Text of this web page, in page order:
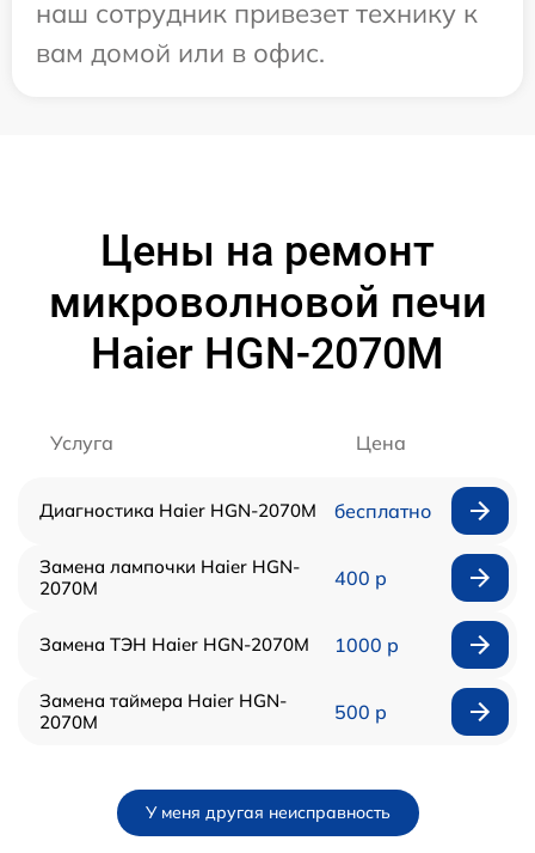
наш сотрудник привезет технику к
вам домой или в офис.
Цены на ремонт
микроволновой печи
Haier HGN-2070M
Услуга Цена
Диагностика Haier HGN-2070M бесплатно
Замена лампочки Haier HGN-
2070M
400 р
Замена ТЭН Haier HGN-2070M 1000 р
Замена таймера Haier HGN-
2070M
500 р
У меня другая неисправность